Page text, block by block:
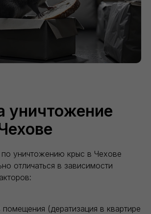
уничтожение
по уничтожению крыс в Чехове
отличаться в зависимости
помещения (дератизация в квартире